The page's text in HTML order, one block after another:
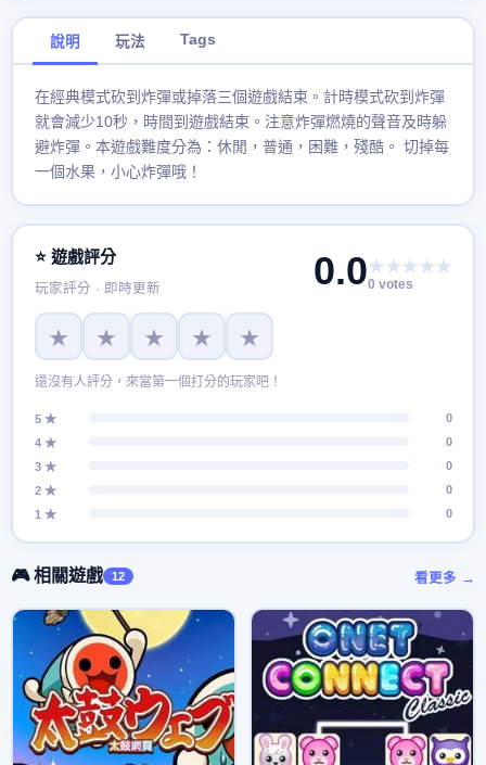
說明 玩法 Tags
在經典模式砍到炸彈或掉落三個遊戲結束。計時模式砍到炸彈
就會減少10秒，時間到遊戲結束。注意炸彈燃燒的聲音及時躲
避炸彈。本遊戲難度分為：休閒，普通，困難，殘酷。 切掉每
一個水果，小心炸彈哦！
⭐ 遊戲評分
玩家評分 · 即時更新 0.0★★★★★
0 votes
★ ★ ★ ★ ★
還沒有人評分，來當第一個打分的玩家吧！
5 ★
0
4 ★
0
3 ★
0
2 ★
0
1 ★
0
🎮 相關遊戲 12 看更多 →